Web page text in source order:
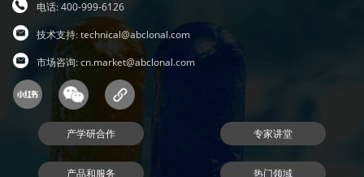
电话: 400-999-6126
技术支持:technical@abclonal.com
市场咨询:cn.market@abclonal.com
产学研合作 专家讲堂
产品和服务 热门领域